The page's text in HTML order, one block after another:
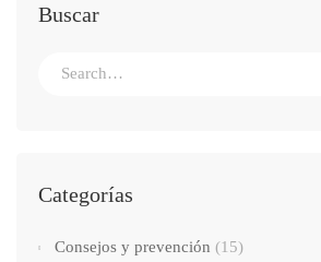
Buscar
Search
Categorías
Consejos y prevención (15)